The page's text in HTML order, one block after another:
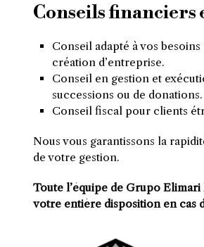
Conseils financiers
Conseil adapté à vos
création d’entreprise.
Conseil en gestion et
successions ou de donations.
Conseil fiscal pour clients
Nous vous garantissons la
de votre gestion.
Toute l’équipe de Grupo Elimari
votre entière disposition en cas